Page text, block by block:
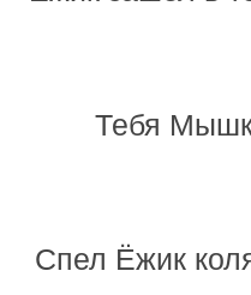
Тебя
Спел Ёжик